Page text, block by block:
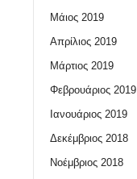
Μάιος 2019
Απρίλιος 2019
Μάρτιος 2019
Φεβρουάριος 2019
Ιανουάριος 2019
Δεκέμβριος 2018
Νοέμβριος 2018